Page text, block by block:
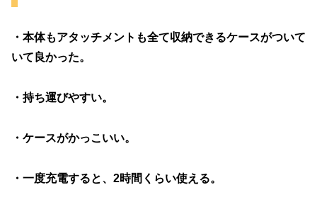
・本体もアタッチメントも全て収納できるケースがついて
いて良かった。
・持ち運びやすい。
・ケースがかっこいい。
・一度充電すると、2時間くらい使える。